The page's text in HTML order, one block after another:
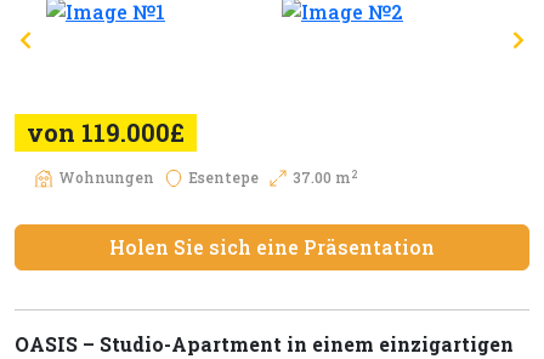
von 119.000£
Wohnungen Esentepe 37.00 m2
Holen Sie sich eine Präsentation
OASIS – Studio-Apartment in einem einzigartigen